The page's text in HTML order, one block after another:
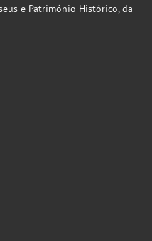
e Património Histórico, da